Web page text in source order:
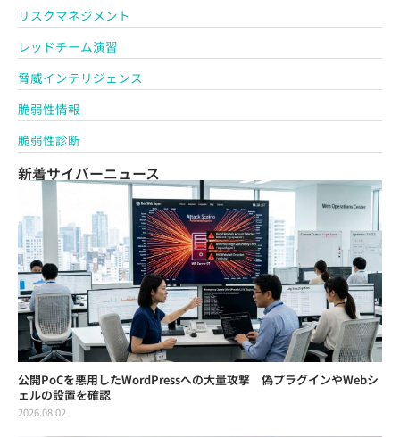
リスクマネジメント
レッドチーム演習
脅威インテリジェンス
脆弱性情報
脆弱性診断
新着サイバーニュース
公開PoCを悪用したWordPressへの大量攻撃 偽プラグインやWebシ
ェルの設置を確認
2026.08.02